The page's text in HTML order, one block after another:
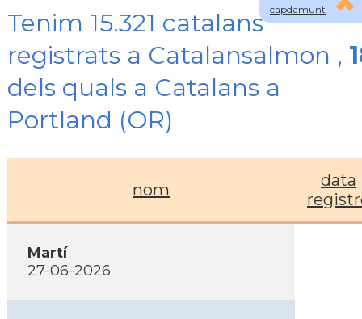
capdamunt
Tenim 15.321 catalans
registrats a Catalansalmon ,
dels quals a Catalans a
Portland (OR)
nom
data
Martí
27-06-2026